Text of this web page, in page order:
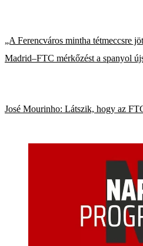
„A Ferencváros mintha tétmeccsre
Madrid–FTC mérkőzést a spanyol
José Mourinho: Látszik, hogy az